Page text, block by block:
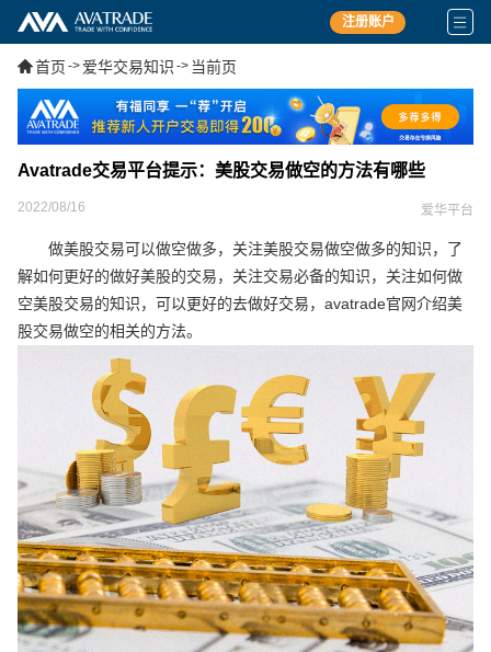
注册账户
首页 -> 爱华交易知识 -> 当前页
Avatrade交易平台提示：美股交易做空的方法有哪些
2022/08/16 爱华平台
做美股交易可以做空做多，关注美股交易做空做多的知识，了
解如何更好的做好美股的交易，关注交易必备的知识，关注如何做
空美股交易的知识，可以更好的去做好交易，avatrade官网介绍美
股交易做空的相关的方法。